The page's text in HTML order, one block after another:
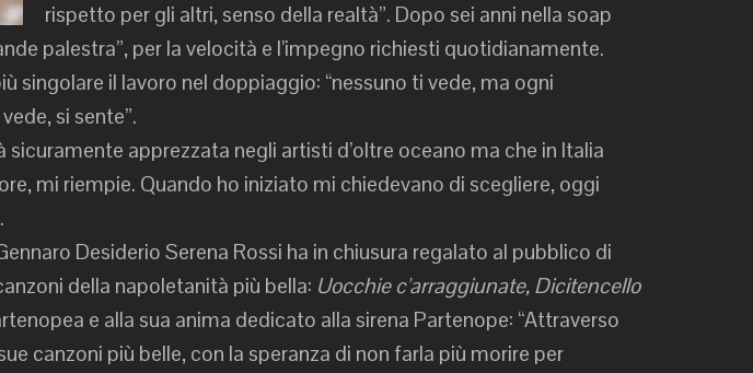
rispetto per gli altri, senso della realtà”. Dopo sei anni nella soap
palestra”, per la velocità e l’impegno richiesti quotidianamente.
singolare il lavoro nel doppiaggio: “nessuno ti vede, ma ogni
si sente”.
apprezzata negli artisti d’oltre oceano ma che in Italia
mi riempie. Quando ho iniziato mi chiedevano di scegliere, oggi
Desiderio Serena Rossi ha in chiusura regalato al pubblico di
della napoletanità più bella: Uocchie c'arraggiunate, Dicitencello
e alla sua anima dedicato alla sirena Partenope: “Attraverso
canzoni più belle, con la speranza di non farla più morire per